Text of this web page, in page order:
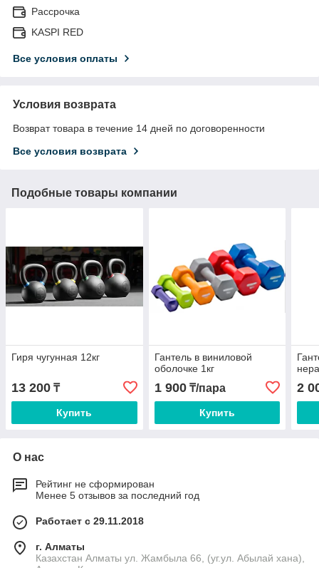
Рассрочка
KASPI RED
Все условия оплаты
Условия возврата
Возврат товара в течение 14 дней по договоренности
Все условия возврата
Подобные товары компании
Гиря чугунная 12кг
13 200 ₸
Купить
Гантель в виниловой
оболочке 1кг
1 900₸/пара
Купить
2
О нас
Рейтинг не сформирован
Менее 5 отзывов за последний год
Работает с 29.11.2018
г. Алматы
Казахстан Алматы ул. Жамбыла 66, (уг.ул. Абылай хана),